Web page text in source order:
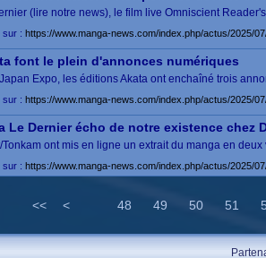
(lire notre news), le film live Omniscient
sur : https://www.manga-news.com/index.php/actus/2025/
font le plein d'annonces numériques
Expo, les éditions Akata ont enchaîné trois
sur : https://www.manga-news.com/index.php/actus/2025/
Le Dernier écho de notre existence chez
ont mis en ligne un extrait du manga en
sur : https://www.manga-news.com/index.php/actus/2025/
<< < 48 49 50 51